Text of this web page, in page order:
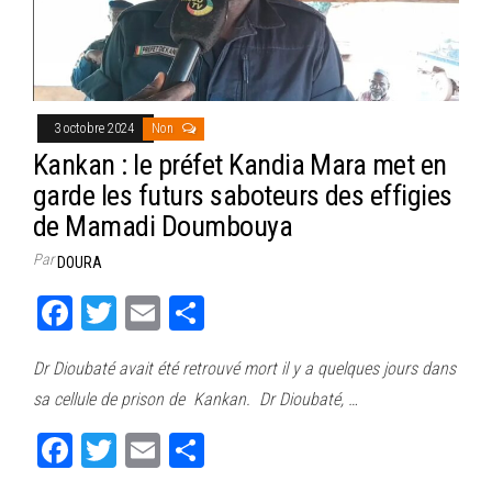
3 octobre 2024 Non
Kankan : le préfet Kandia Mara met en
garde les futurs saboteurs des effigies
de Mamadi Doumbouya
ParDOURA
Fa
bo
ok
T
tt
er
E
ail ag
er
Dr Dioubaté avait été retrouvé mort il y a quelques jours dans
sa cellule de prison de Kankan. Dr Dioubaté, …
Fa T
E